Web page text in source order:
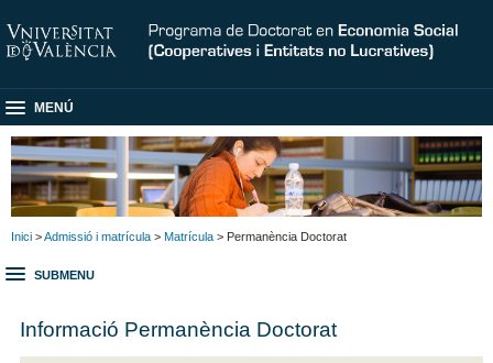
MENÚ
Inici >Admissió i matrícula > Matrícula > Permanència Doctorat
SUBMENU
Informació Permanència Doctorat